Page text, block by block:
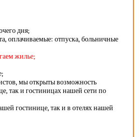
дня;
оплачиваемые: отпуска, больничные
жилье;
мы открыты возможность
так и гостиницах нашей сети по
гостинице, так и в отелях нашей